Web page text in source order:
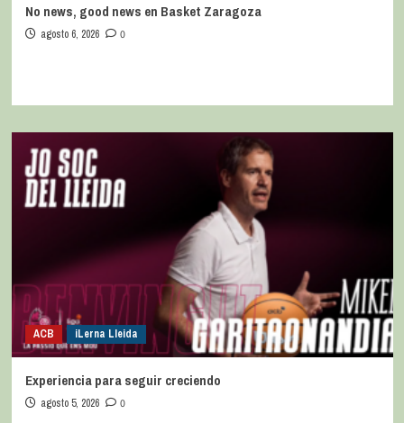
No news, good news en Basket Zaragoza
agosto 6, 2026 0
ACB iLerna Lleida
Experiencia para seguir creciendo
agosto 5, 2026 0